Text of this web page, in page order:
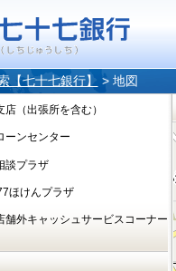
【七十七銀行】 > 地図
店（出張所を含む）
ーンセンター
談プラザ
ほけんプラザ
舗外キャッシュサービスコーナー